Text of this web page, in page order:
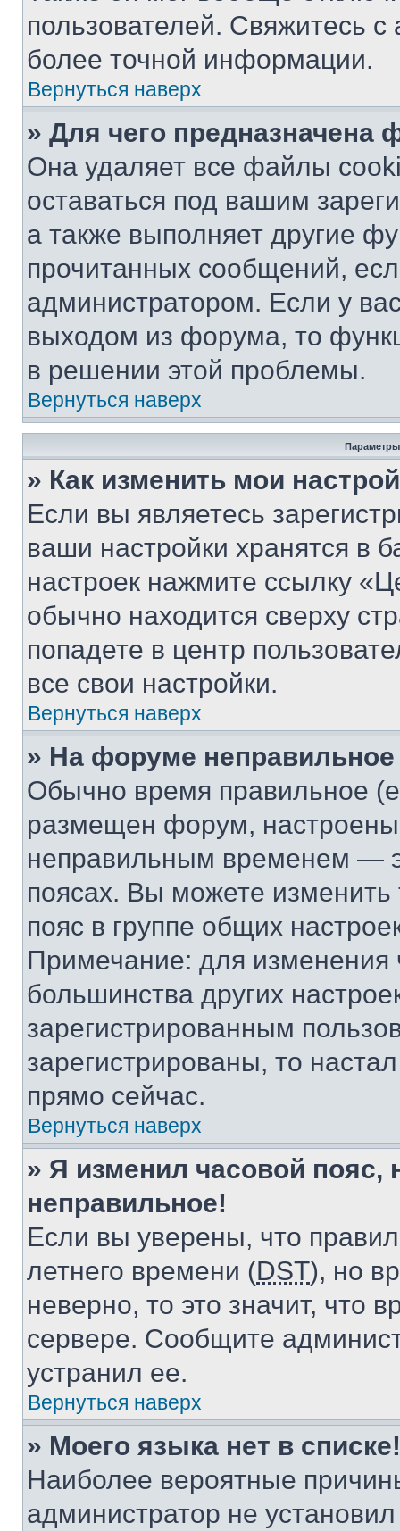
пользователей. Свяжитесь
более точной информации.
Вернуться наверх
» Для чего предназначена
Она удаляет все файлы
оставаться под вашим
а также выполняет другие
прочитанных сообщений,
администратором. Если у
выходом из форума, то
в решении этой проблемы.
Вернуться наверх
Параметры
» Как изменить мои
Если вы являетесь
ваши настройки хранятся в
настроек нажмите ссылку
обычно находится сверху
попадете в центр
все свои настройки.
Вернуться наверх
» На форуме
Обычно время правильное
размещен форум, настроены
неправильным временем —
поясах. Вы можете изменить
пояс в группе общих
Примечание: для изменения
большинства других
зарегистрированным
зарегистрированы, то
прямо сейчас.
Вернуться наверх
» Я изменил часовой пояс,
неправильное!
Если вы уверены, что
летнего времени (DST), но
неверно, то это значит, что
сервере. Сообщите
устранил ее.
Вернуться наверх
» Моего языка нет в списке!
Наиболее вероятные
администратор не